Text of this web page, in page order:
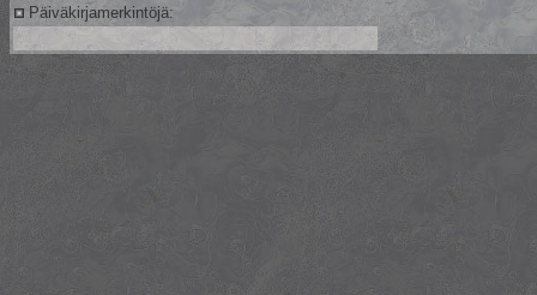
Päiväkirjamerkintöjä: